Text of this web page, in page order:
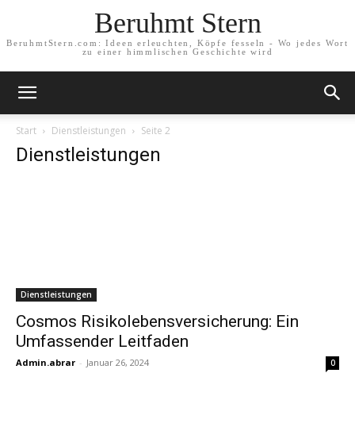
Beruhmt Stern
BeruhmtStern.com: Ideen erleuchten, Köpfe fesseln - Wo jedes Wort
zu einer himmlischen Geschichte wird
Start Dienstleistungen Seite 2
Dienstleistungen
Dienstleistungen
Cosmos Risikolebensversicherung: Ein
Umfassender Leitfaden
Admin.abrar - Januar 26, 2024 0